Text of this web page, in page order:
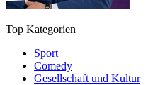
Top Kategorien
Sport
Comedy
Gesellschaft und Kultur